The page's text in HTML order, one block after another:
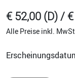
€ 52,00 (D) /
Alle Preise inkl.